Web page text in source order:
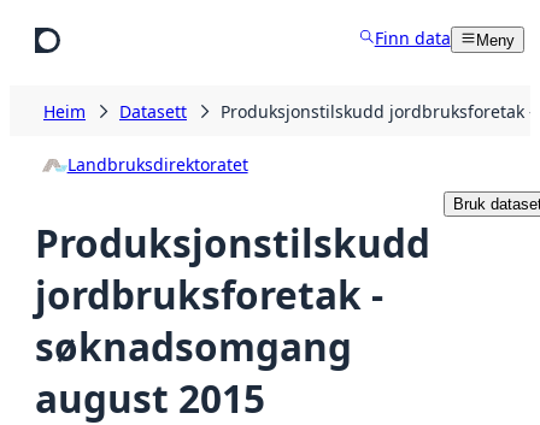
Finn data Meny
Heim Datasett Produksjonstilskudd jordbruksforetak
Landbruksdirektoratet
Produksjonstilskudd
jordbruksforetak -
søknadsomgang
august 2015
Bruk